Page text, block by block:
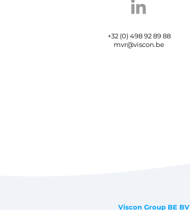
+32 (0) 498 92 89 88
mvr@viscon.be
Viscon Group BE BV